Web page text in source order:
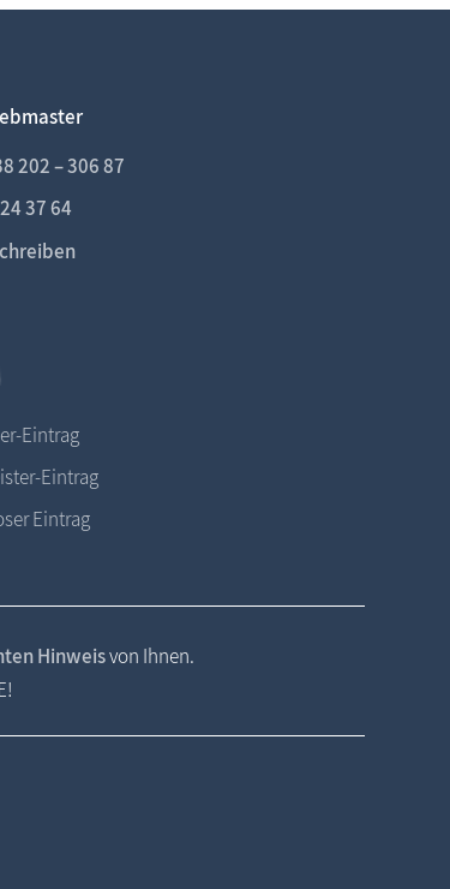
202 – 306 87
37 64
Eintrag
Eintrag
Eintrag
Hinweisvon Ihnen.